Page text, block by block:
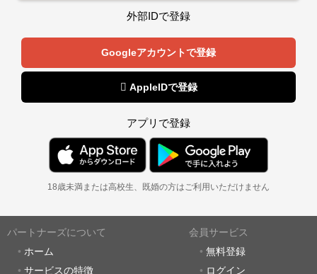
外部IDで登録
Googleアカウントで登録
 AppleIDで登録
アプリで登録
18歳未満または高校生、既婚の方はご利用いただけません
パートナーズについて
ホーム
サービスの特徴
会員サービス
無料登録
ログイン